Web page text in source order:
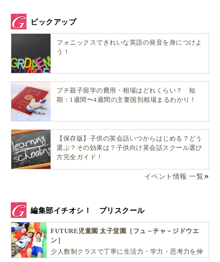
ピックアップ
フォニックスできれいな英語の発音を身につけよ
う！
プチ親子留学の費用・相場はどれくらい？ 短
期：1週間〜4週間の主要国別相場まるわかり！
【保存版】子供の英会話いつからはじめる？どう
選ぶ？その効果は？子供向け英会話スクール選び
方完全ガイド！
イベント情報 一覧
編集部イチオシ！ プリスクール
FUTURE児童園 太子堂園［フュ－チャ－ジドウエ
ン］
少人数制クラスで丁寧に生活力・学力・思考力を伸